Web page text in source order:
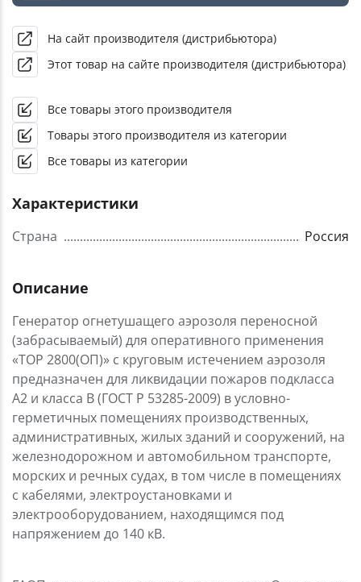
На сайт производителя (дистрибьютора)
Этот товар на сайте производителя (дистрибьютора)
Все товары этого производителя
Товары этого производителя из категории
Все товары из категории
Характеристики
Страна Россия
Описание
Генератор огнетушащего аэрозоля переносной
(забрасываемый) для оперативного применения
«ТОР 2800(ОП)» с круговым истечением аэрозоля
предназначен для ликвидации пожаров подкласса
А2 и класса В (ГОСТ Р 53285-2009) в условно-
герметичных помещениях производственных,
административных, жилых зданий и сооружений, на
железнодорожном и автомобильном транспорте,
морских и речных судах, в том числе в помещениях
с кабелями, электроустановками и
электрооборудованием, находящимся под
напряжением до 140 кВ.